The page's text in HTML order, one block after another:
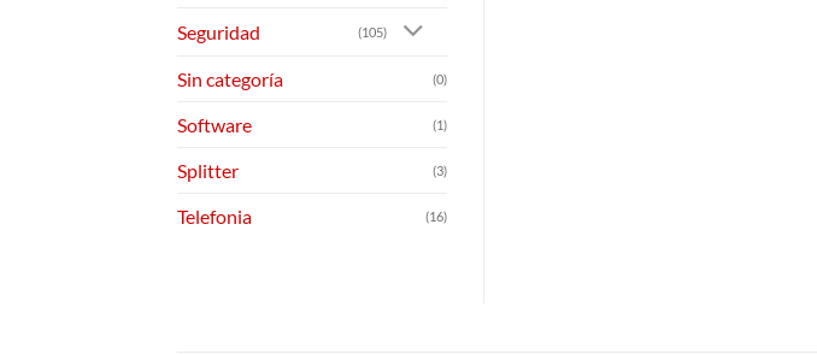
Seguridad (105)
Sin categoría (0)
Software (1)
Splitter (3)
Telefonia (16)